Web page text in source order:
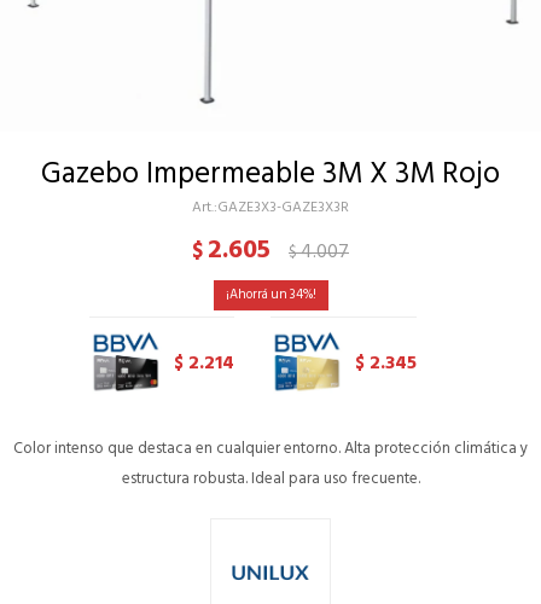
Gazebo Impermeable 3M X 3M Rojo
GAZE3X3-GAZE3X3R
$2.605 $4.007
34
$ 2.214 $ 2.345
Color intenso que destaca en cualquier entorno. Alta protección climática y
estructura robusta. Ideal para uso frecuente.